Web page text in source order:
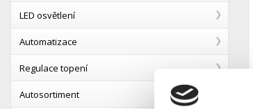
LED osvětlení
Automatizace
Regulace topení
Autosortiment